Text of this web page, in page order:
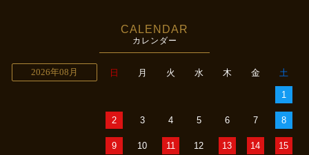
CALENDAR
カレンダー
2026年08月 日 月 火 水 木 金 土
1
2 3 4 5 6 7 8
9 10 11 12 13 14 15